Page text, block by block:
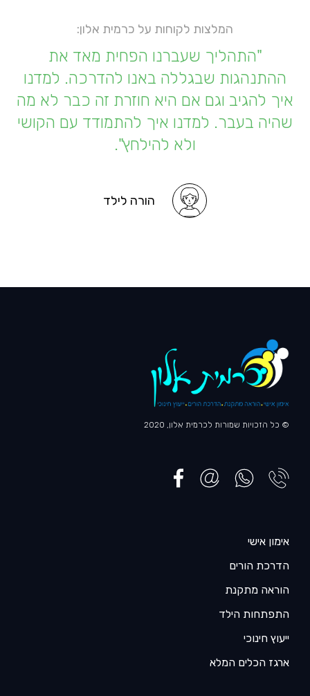
המלצות לקוחות על כרמית אלון:
"התהליך שעברנו הפחית מאד את
ההתנהגות שבגללה באנו להדרכה. למדנו
איך להגיב וגם אם היא חוזרת זה כבר לא מה
שהיה בעבר. למדנו איך להתמודד עם הקושי
ולא להילחץ".
הורה לילד
© כל הזכויות שמורות לכרמית אלון, 2020
אימון אישי
הדרכת הורים
הוראה מתקנת
התפתחות הילד
ייעוץ חינוכי
ארגז הכלים המלא